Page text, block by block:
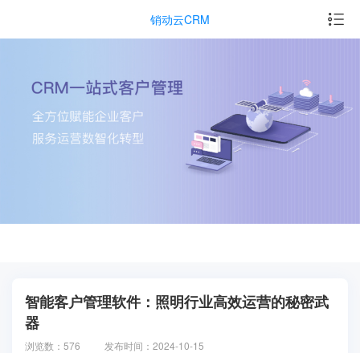
销动云CRM
智能客户管理软件：照明行业高效运营的秘密武
器
浏览数：576 发布时间：2024-10-15